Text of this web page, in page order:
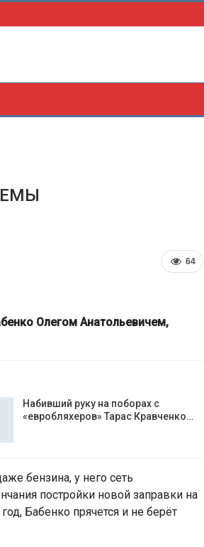
64
Олегом Анатольевичем,
Набивший руку на поборах с
«евробляхеров» Тарас Кравченко…
бензина, у него сеть
постройки новой заправки на
Бабенко прячется и не берёт